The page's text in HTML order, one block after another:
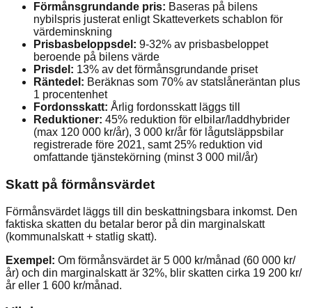
Förmånsgrundande pris: Baseras på bilens
nybilspris justerat enligt Skatteverkets schablon för
värdeminskning
Prisbasbeloppsdel: 9-32% av prisbasbeloppet
beroende på bilens värde
Prisdel: 13% av det förmånsgrundande priset
Räntedel: Beräknas som 70% av statslåneräntan plus
1 procentenhet
Fordonsskatt: Årlig fordonsskatt läggs till
Reduktioner: 45% reduktion för elbilar/laddhybrider
(max 120 000 kr/år), 3 000 kr/år för lågutsläppsbilar
registrerade före 2021, samt 25% reduktion vid
omfattande tjänstekörning (minst 3 000 mil/år)
Skatt på förmånsvärdet
Förmånsvärdet läggs till din beskattningsbara inkomst. Den
faktiska skatten du betalar beror på din marginalskatt
(kommunalskatt + statlig skatt).
Exempel: Om förmånsvärdet är 5 000 kr/månad (60 000 kr/
år) och din marginalskatt är 32%, blir skatten cirka 19 200 kr/
år eller 1 600 kr/månad.